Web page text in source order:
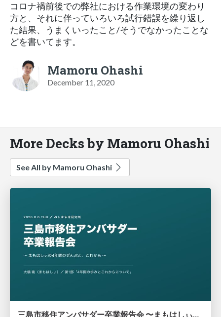
コロナ禍前後での弊社における作業環境の変わり
方と、それに伴っていろいろ試行錯誤を繰り返し
た結果、うまくいったこと/そうでなかったことな
どを書いてます。
Mamoru Ohashi
December 11, 2020
More Decks by Mamoru Ohashi
See All by Mamoru Ohashi
三島市移住アンバサダー卒業報告会 〜まもはしぃの4年間のぜんぶと、これから〜